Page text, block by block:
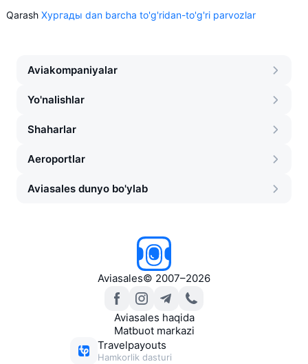
Qarash Хургады dan barcha to'g'ridan-to'g'ri parvozlar
Aviakompaniyalar
Yo'nalishlar
Shaharlar
Aeroportlar
Aviasales dunyo bo'ylab
Aviasales© 2007–2026
Aviasales haqida
Matbuot markazi
Travelpayouts
Hamkorlik dasturi